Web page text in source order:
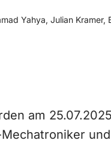
Yahya, Julian
am